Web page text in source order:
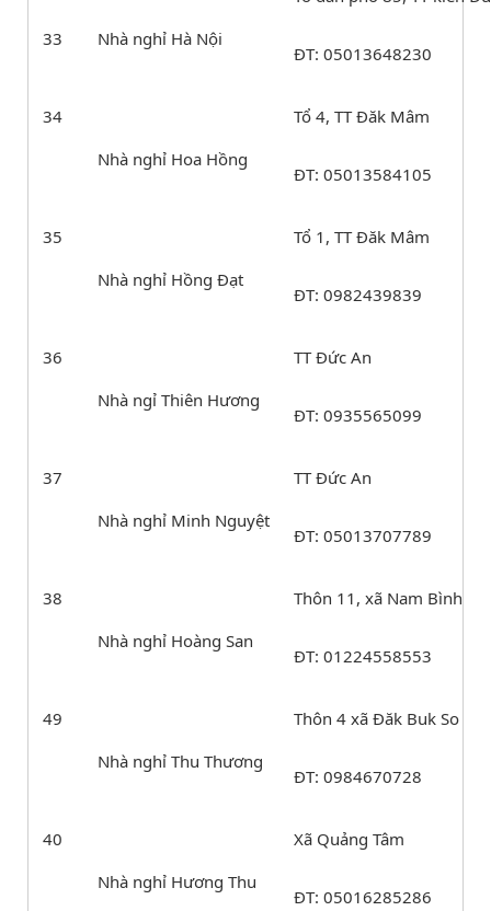
33 Nhà nghỉ Hà Nội
ĐT: 05013648230
34
Nhà nghỉ Hoa Hồng
Tổ 4, TT Đăk Mâm
ĐT: 05013584105
35
Nhà nghỉ Hồng Đạt
Tổ 1, TT Đăk Mâm
ĐT: 0982439839
36
Nhà ngỉ Thiên Hương
TT Đức An
ĐT: 0935565099
37
Nhà nghỉ Minh Nguyệt
TT Đức An
ĐT: 05013707789
38
Nhà nghỉ Hoàng San
Thôn 11, xã Nam Bình
ĐT: 01224558553
49
Nhà nghỉ Thu Thương
Thôn 4 xã Đăk Buk So
ĐT: 0984670728
40
Nhà nghỉ Hương Thu
Xã Quảng Tâm
ĐT: 05016285286